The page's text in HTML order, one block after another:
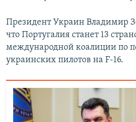
Президент Украин Владимир
что Португалия станет 13
международной коалиции по
украинских пилотов на F-16.